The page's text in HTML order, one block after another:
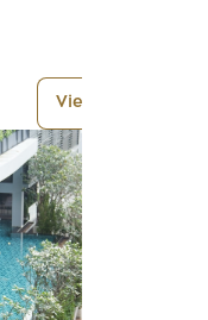
View More